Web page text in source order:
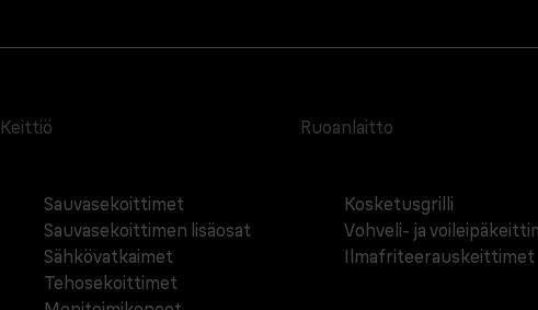
Keittiö
Sauvasekoittimet
Sauvasekoittimen lisäosat
Sähkövatkaimet
Tehosekoittimet
Ruoanlaitto
Kosketusgrilli
Vohveli- ja
Ilmafriteerauskeittimet